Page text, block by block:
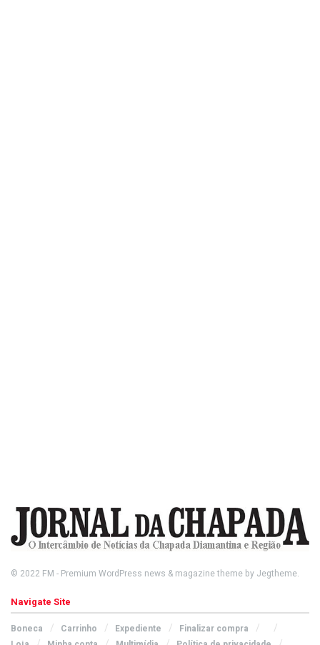
© 2022 FM - Premium WordPress news & magazine theme by Jegtheme.
Navigate Site
Boneca Carrinho Expediente
Finalizar compra